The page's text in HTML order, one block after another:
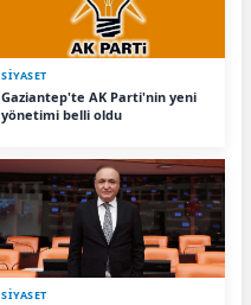
SİYASET
Gaziantep'te AK Parti'nin yeni
yönetimi belli oldu
SİYASET